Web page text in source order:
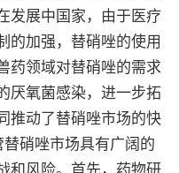
发展中国家，由于医疗
的加强，替硝唑的使用
药领域对替硝唑的需求
厌氧菌感染，进一步拓
推动了替硝唑市场的快
硝唑市场具有广阔的
和风险。首先，药物研